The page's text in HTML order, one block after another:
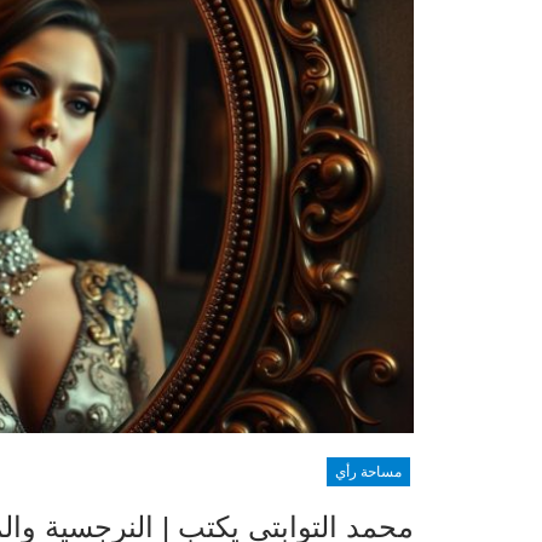
مساحة رأي
محمد التوابتي يكتب | النرجسية